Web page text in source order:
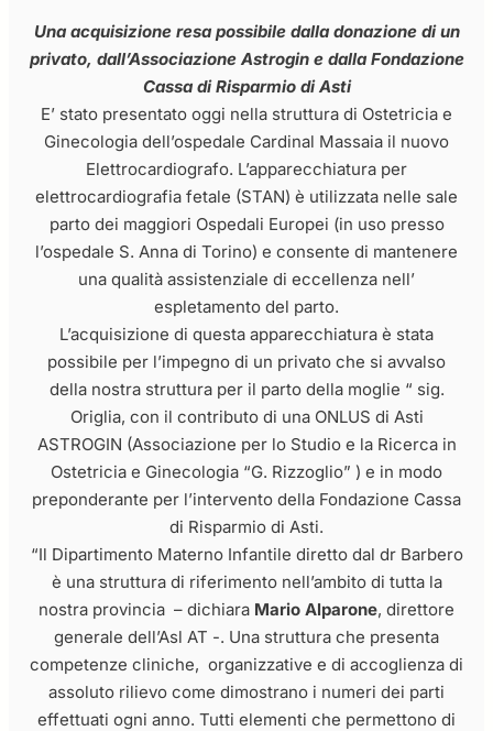
Una acquisizione resa possibile dalla donazione di un
privato, dall’Associazione Astrogin e dalla Fondazione
Cassa di Risparmio di Asti
E’ stato presentato oggi nella struttura di Ostetricia e
Ginecologia dell’ospedale Cardinal Massaia il nuovo
Elettrocardiografo. L’apparecchiatura per
elettrocardiografia fetale (STAN) è utilizzata nelle sale
parto dei maggiori Ospedali Europei (in uso presso
l’ospedale S. Anna di Torino) e consente di mantenere
una qualità assistenziale di eccellenza nell’
espletamento del parto.
L’acquisizione di questa apparecchiatura è stata
possibile per l’impegno di un privato che si avvalso
della nostra struttura per il parto della moglie “ sig.
Origlia, con il contributo di una ONLUS di Asti
ASTROGIN (Associazione per lo Studio e la Ricerca in
Ostetricia e Ginecologia “G. Rizzoglio” ) e in modo
preponderante per l’intervento della Fondazione Cassa
di Risparmio di Asti.
“Il Dipartimento Materno Infantile diretto dal dr Barbero
è una struttura di riferimento nell’ambito di tutta la
nostra provincia – dichiara Mario Alparone, direttore
generale dell’Asl AT -. Una struttura che presenta
competenze cliniche, organizzative e di accoglienza di
assoluto rilievo come dimostrano i numeri dei parti
effettuati ogni anno. Tutti elementi che permettono di